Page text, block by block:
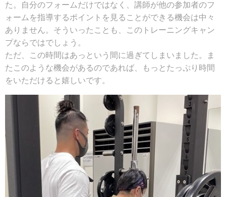
た。自分のフォームだけではなく、講師が他の参加者のフ
ォームを指導するポイントを見ることができる機会は中々
ありません。そういったことも、このトレーニングキャン
プならではでしょう。
ただ、この時間はあっという間に過ぎてしまいました。ま
たこのような機会があるのであれば、もっとたっぷり時間
をいただけると嬉しいです。